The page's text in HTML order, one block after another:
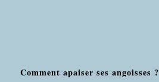
Comment apaiser ses angoisses ?